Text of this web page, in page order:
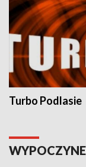
Turbo Podlasie